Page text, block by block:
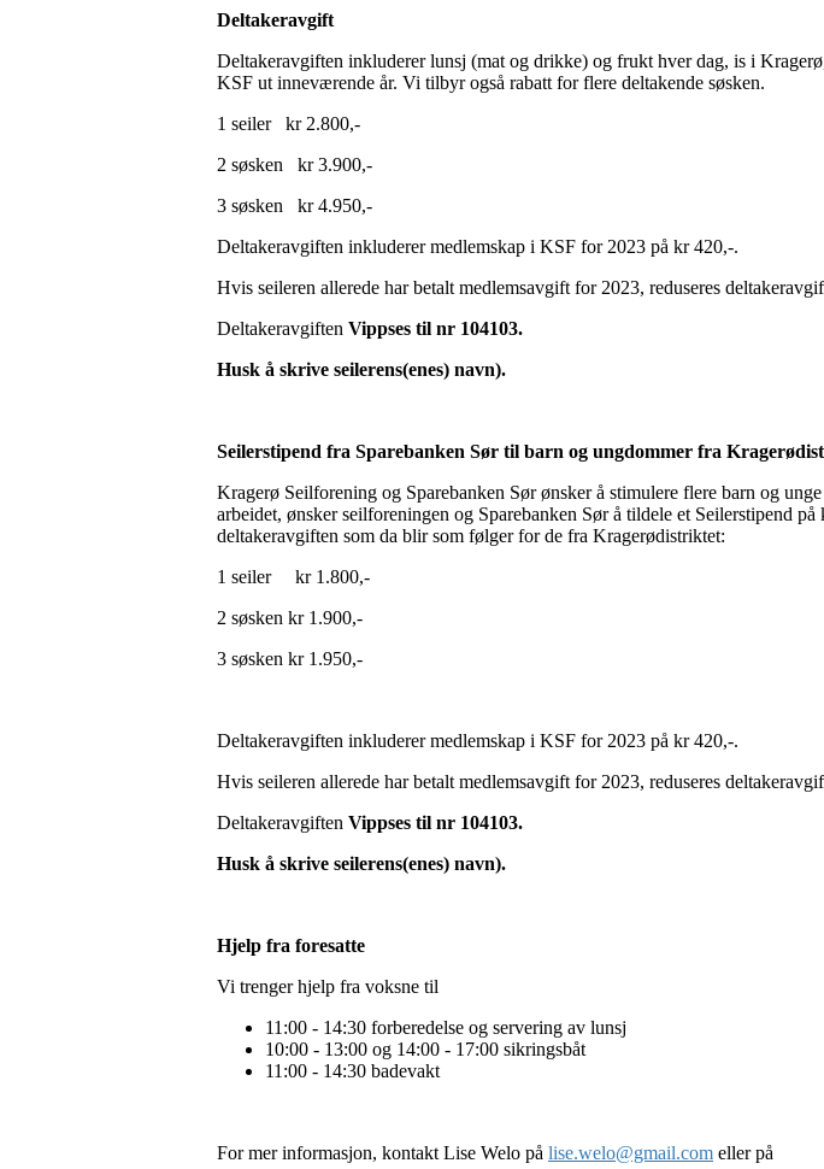
Deltakeravgift
Deltakeravgiften inkluderer lunsj (mat og drikke) og frukt hver dag, is i
KSF ut inneværende år. Vi tilbyr også rabatt for flere deltakende søsken.
1 seiler kr 2.800,-
2 søsken kr 3.900,-
3 søsken kr 4.950,-
Deltakeravgiften inkluderer medlemskap i KSF for 2023 på kr 420,-.
Hvis seileren allerede har betalt medlemsavgift for 2023, reduseres
Deltakeravgiften Vippses til nr 104103.
Husk å skrive seilerens(enes) navn).
Seilerstipend fra Sparebanken Sør til barn og ungdommer fra
Kragerø Seilforening og Sparebanken Sør ønsker å stimulere flere barn og
arbeidet, ønsker seilforeningen og Sparebanken Sør å tildele et Seilerstipend
deltakeravgiften som da blir som følger for de fra Kragerødistriktet:
1 seiler kr 1.800,-
2 søsken kr 1.900,-
3 søsken kr 1.950,-
Deltakeravgiften inkluderer medlemskap i KSF for 2023 på kr 420,-.
Hvis seileren allerede har betalt medlemsavgift for 2023, reduseres
Deltakeravgiften Vippses til nr 104103.
Husk å skrive seilerens(enes) navn).
Hjelp fra foresatte
Vi trenger hjelp fra voksne til
11:00 - 14:30 forberedelse og servering av lunsj
10:00 - 13:00 og 14:00 - 17:00 sikringsbåt
11:00 - 14:30 badevakt
For mer informasjon, kontakt Lise Welo på lise.welo@gmail.com eller på